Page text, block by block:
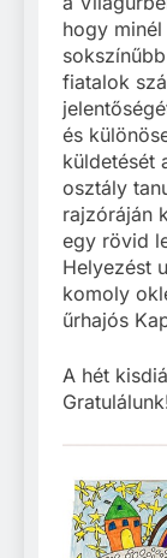
hogy
fiatalok
és
küldetését
osztály
rajzóráján
egy rövid
Helyezést
komoly
űrhajós
A hét